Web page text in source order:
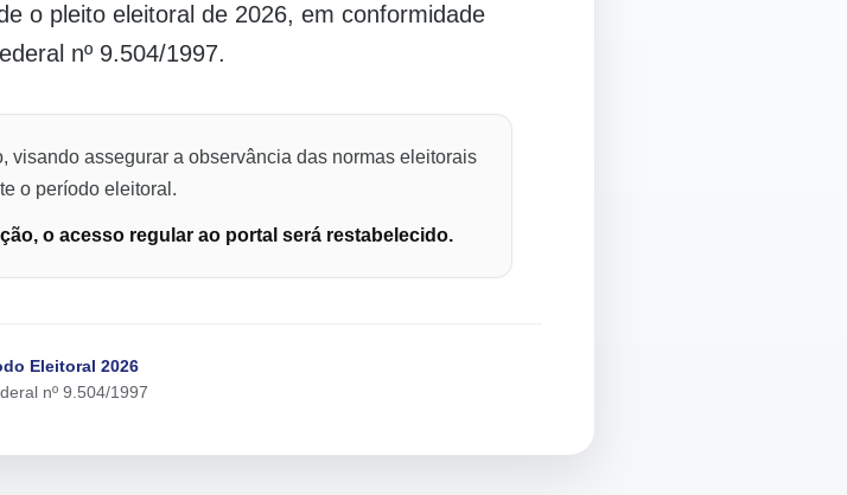
o pleito eleitoral de 2026, em conformidade
nº 9.504/1997.
visando assegurar a observância das normas eleitorais
o período eleitoral.
o acesso regular ao portal será restabelecido.
Eleitoral 2026
nº 9.504/1997